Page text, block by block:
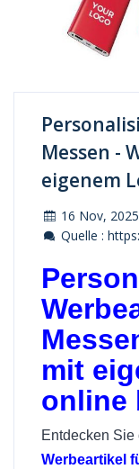
Messen -
eigenem
16 Nov, 2025
Quelle :
mit
online
Entdecken Sie
Werbeartikel